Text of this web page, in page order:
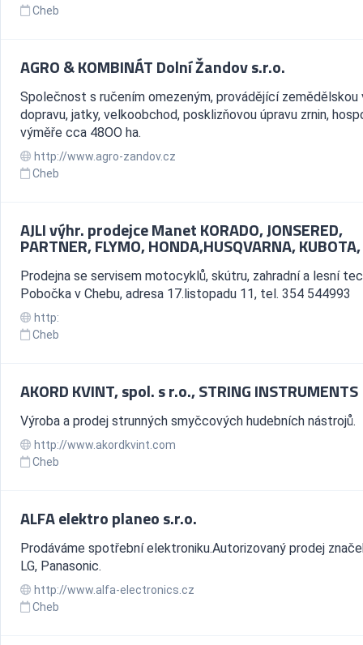
Cheb
AGRO & KOMBINÁT Dolní Žandov s.r.o.
Společnost s ručením omezeným, provádějící zemědělskou
dopravu, jatky, velkoobchod, posklizňovou úpravu zrnin,
výměře cca 48OO ha.
http://www.agro-zandov.cz
Cheb
AJLI výhr. prodejce Manet KORADO, JONSERED,
PARTNER, FLYMO, HONDA,HUSQVARNA,
Prodejna se servisem motocyklů, skútru, zahradní a lesní
Pobočka v Chebu, adresa 17.listopadu 11, tel. 354 544993
http:
Cheb
AKORD KVINT, spol. s r.o., STRING INSTRUMENTS
Výroba a prodej strunných smyčcových hudebních nástrojů.
http://www.akordkvint.com
Cheb
ALFA elektro planeo s.r.o.
Prodáváme spotřební elektroniku.Autorizovaný prodej
LG, Panasonic.
http://www.alfa-electronics.cz
Cheb